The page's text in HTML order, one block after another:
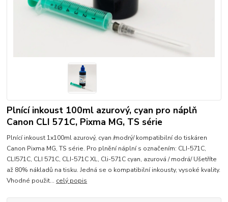
Plnící inkoust 100ml azurový, cyan pro náplň
Canon CLI 571C, Pixma MG, TS série
Plnící inkoust 1x100ml azurový, cyan /modrý/ kompatibilní do tiskáren
Canon Pixma MG, TS série. Pro plnění náplní s označením: CLI-571C,
CLI571C, CLI 571C, CLI-571C XL, Cli-571C cyan, azurová / modrá/ Ušetříte
až 80% nákladů na tisku. Jedná se o kompatibilní inkousty, vysoké kvality.
Vhodné použit... celý popis